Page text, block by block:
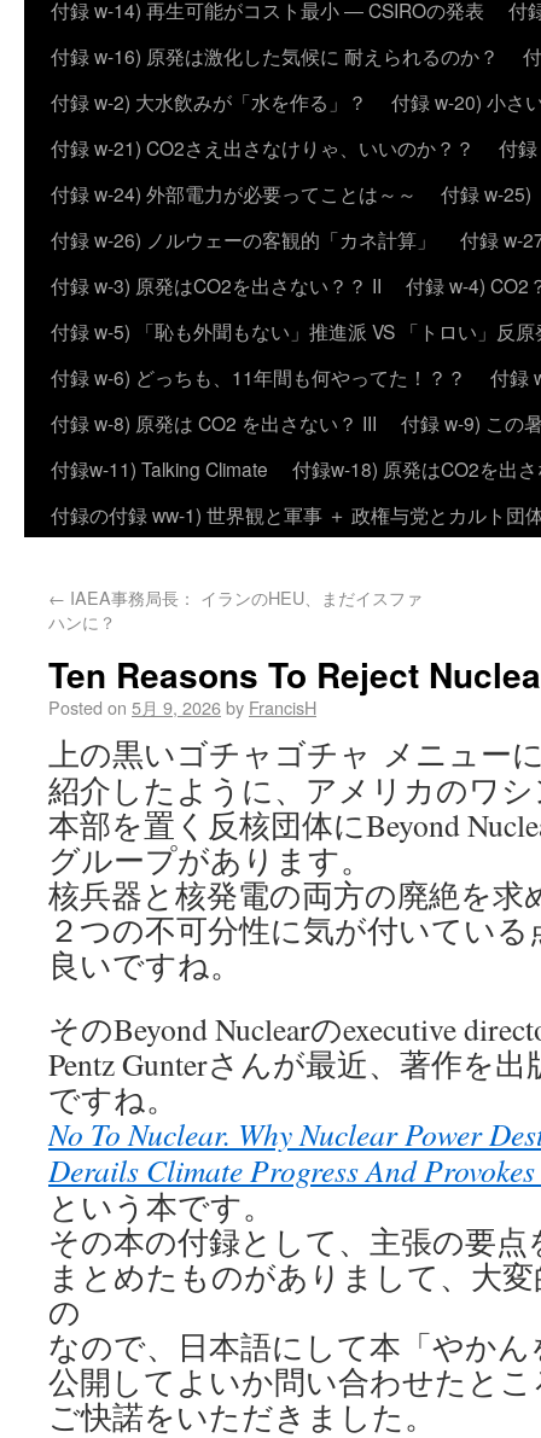
付録 w-14) 再生可能がコスト最小 ― CSIROの発表
付
付録 w-16) 原発は激化した気候に 耐えられるのか？
付録 w-2) 大水飲みが「水を作る」？
付録 w-20) 小さ
付録 w-21) CO2さえ出さなけりゃ、いいのか？？
付
付録 w-24) 外部電力が必要ってことは～～
付録 w-25)
付録 w-26) ノルウェーの客観的「カネ計算」
付録 w-
付録 w-3) 原発はCO2を出さない？？ II
付録 w-4) CO2
付録 w-5) 「恥も外聞もない」推進派 VS 「トロい」反
付録 w-6) どっちも、11年間も何やってた！？？
付録
付録 w-8) 原発は CO2 を出さない？ III
付録 w-9) この
付録w-11) Talking Climate
付録w-18) 原発はCO2を出
付録の付録 ww-1) 世界観と軍事 ＋ 政権与党とカルト団
← IAEA事務局長： イランのHEU、まだイスファ
ハンに？
Ten Reasons To Reject
Posted on 5月 9, 2026by FrancisH
上の黒いゴチャゴチャ メニュー
紹介したように、アメリカのワ
本部を置く反核団体にBeyond
グループがあります。
核兵器と核発電の両方の廃絶を求
２つの不可分性に気が付いてい
良いですね。
そのBeyond Nuclearのexecutive
Pentz Gunterさんが最近、著作を
ですね。
No To Nuclear. Why Nuclear Power
Derails Climate Progress And
という本です。
その本の付録として、主張の要点
まとめたものがありまして、大
の
なので、日本語にして本「やか
公開してよいか問い合わせたと
ご快諾をいただきました。